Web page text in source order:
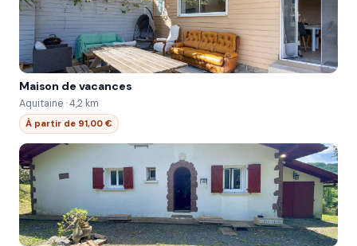
Maison de vacances
Aquitaine · 4,2 km
À partir de 91,00 €